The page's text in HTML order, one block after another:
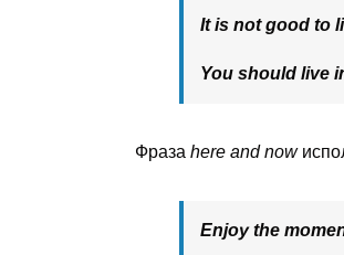
It is not good to
You should live
Фраза here and now
Enjoy the